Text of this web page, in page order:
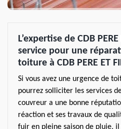
L’expertise de CDB
service pour une
toiture à CDB PERE ET
Si vous avez une urgence de
pourrez solliciter les services de
couvreur a une bonne
réaction et ses travaux de
fuir en pleine saison de pluie,